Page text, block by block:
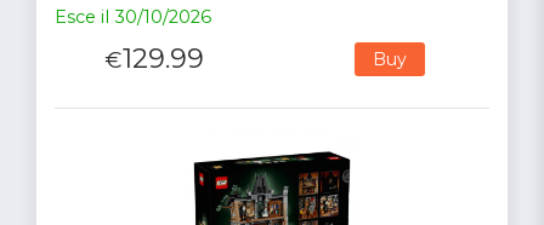
Esce il 30/10/2026
€129.99 Buy